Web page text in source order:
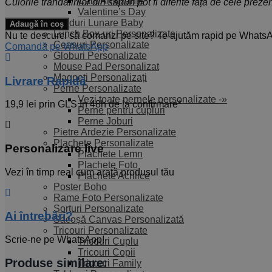
Valentine’s Day
Carduri Lunare Baby
Lunch Box-uri Personalizate
Ceasuri Personalizate
Globuri Personalizate
Mouse Pad Personalizat
Magneți Personalizați
Perne Personalizate
Vezi toate pernele personalizate -»
Perne pentru cupluri
Perne Joburi
Pietre Ardezie Personalizate
Plachete Personalizate
Plachete Lemn
Plachete Foto
Plachete Acrilice
Poster Boho
Rame Foto Personalizate
Șorțuri Personalizate
Sacoșă Canvas Personalizată
Tricouri Personalizate
Tricouri Cuplu
Tricouri Copii
Tricouri Family
Cantitate
Set
Cadou
cu
Aranjament
Floral
din
săpun
și
Odorizant
de
cameră
Adaugă în coș
Nu te descurci să comanzi pe site? Te ajutăm rapid pe
Comandă pe WhatsApp
Livrare Rapidă​
19,9 lei prin GLS în 48h de la confirmare*
Personalizare live
Vezi în timp real cum arată produsul tău
Ai întrebări?
Scrie-ne pe WhatsApp!
Produse similare: